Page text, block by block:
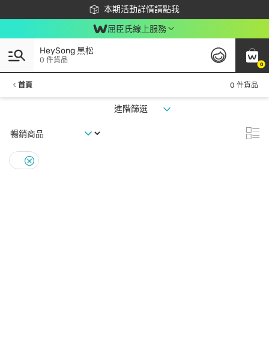
本期活動詳情請點我
下載app最高回饋$350
屈臣氏線上服務
0
HeySong 黑松
0 件貨品
首頁 0 件貨品
進階篩選